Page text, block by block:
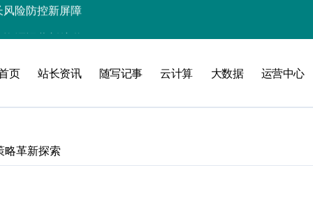
源运营新航道
局，智汇资源创未来
置的智能策略
合新引擎
页 站长资讯 随写记事 云计算 大数据 运营中心
略革新探索